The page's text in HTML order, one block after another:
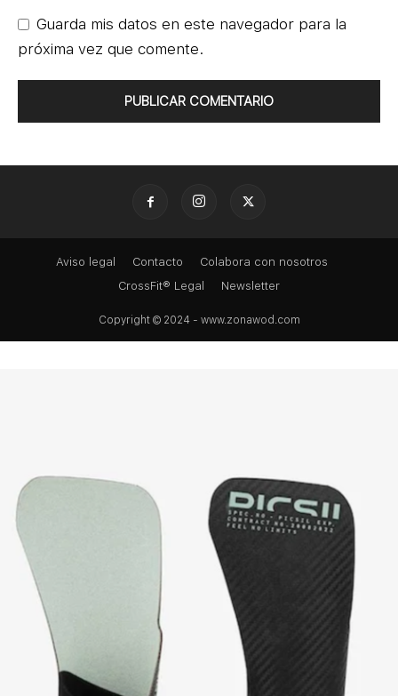
Guarda mis datos en este navegador para la
próxima vez que comente.
Aviso legal Contacto
Colabora con nosotros
CrossFit® Legal
Newsletter
Copyright © 2024 - www.zonawod.com